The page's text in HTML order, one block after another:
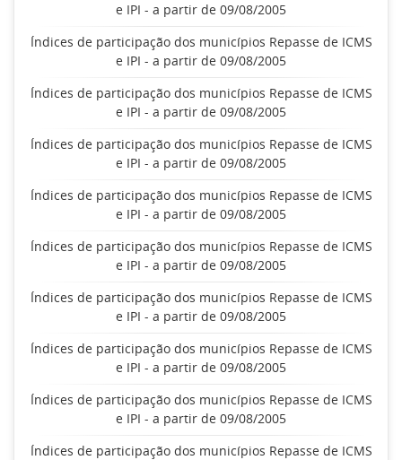
e IPI - a partir de 09/08/2005
Índices de participação dos municípios Repasse de ICMS
e IPI - a partir de 09/08/2005
Índices de participação dos municípios Repasse de ICMS
e IPI - a partir de 09/08/2005
Índices de participação dos municípios Repasse de ICMS
e IPI - a partir de 09/08/2005
Índices de participação dos municípios Repasse de ICMS
e IPI - a partir de 09/08/2005
Índices de participação dos municípios Repasse de ICMS
e IPI - a partir de 09/08/2005
Índices de participação dos municípios Repasse de ICMS
e IPI - a partir de 09/08/2005
Índices de participação dos municípios Repasse de ICMS
e IPI - a partir de 09/08/2005
Índices de participação dos municípios Repasse de ICMS
e IPI - a partir de 09/08/2005
Índices de participação dos municípios Repasse de ICMS